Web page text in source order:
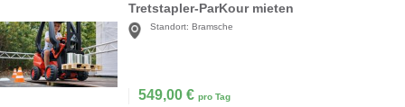
Tretstapler-ParKour mieten
Standort: Bramsche
549,00 € pro Tag